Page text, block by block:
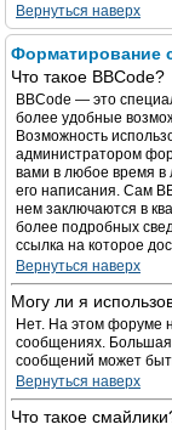
Вернуться наверх
Форматирование
Что такое BBCode?
BBCode — это
более удобные
Возможность
администратором
вами в любое время
его написания. Сам
нем заключаются в
более подробных
ссылка на которое
Вернуться наверх
Могу ли я
Нет. На этом форуме
сообщениях.
сообщений может
Вернуться наверх
Что такое